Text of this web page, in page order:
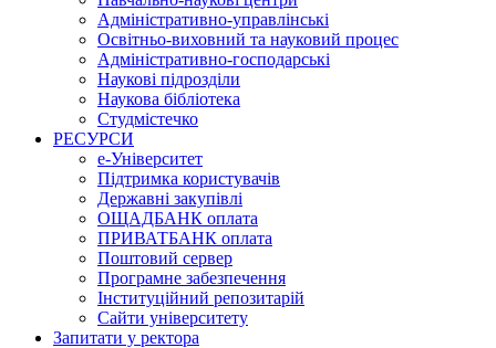
Адміністративно-управлінські
Освітньо-виховний та науковий процес
Адміністративно-господарські
Наукові підрозділи
Наукова бібліотека
Студмістечко
РЕСУРСИ
е-Університет
Підтримка користувачів
Державні закупівлі
ОЩАДБАНК оплата
ПРИВАТБАНК оплата
Поштовий сервер
Програмне забезпечення
Інституційний репозитарій
Сайти університету
Запитати у ректора